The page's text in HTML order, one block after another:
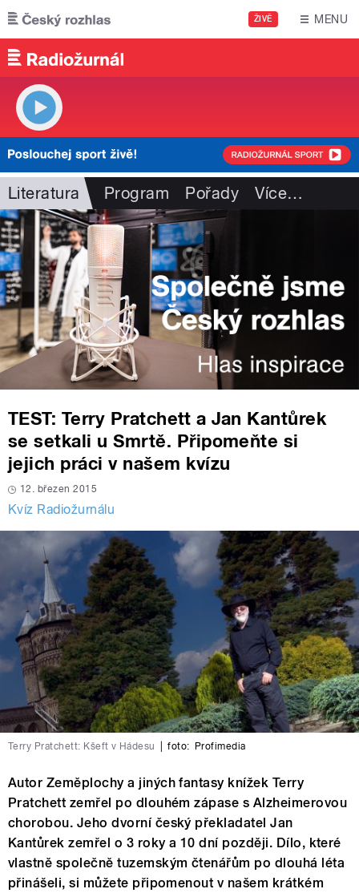
Přejít k hlavnímu obsahu
ŽIVĚ MENU
Literatura Program Pořady Více…
TEST: Terry Pratchett a Jan Kantůrek
se setkali u Smrtě. Připomeňte si
jejich práci v našem kvízu
12. březen 2015
Kvíz Radiožurnálu
Terry Pratchett: Kšeft v Hádesu foto: Profimedia
Autor Zeměplochy a jiných fantasy knížek Terry
Pratchett zemřel po dlouhém zápase s Alzheimerovou
chorobou. Jeho dvorní český překladatel Jan
Kantůrek zemřel o 3 roky a 10 dní později. Dílo, které
vlastně společně tuzemským čtenářům po dlouhá léta
přinášeli, si můžete připomenout v našem krátkém